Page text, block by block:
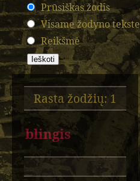
Prūsiškas žodis
Visame žodyno tekste
Reikšmė
Rasta žodžių: 1
blingis